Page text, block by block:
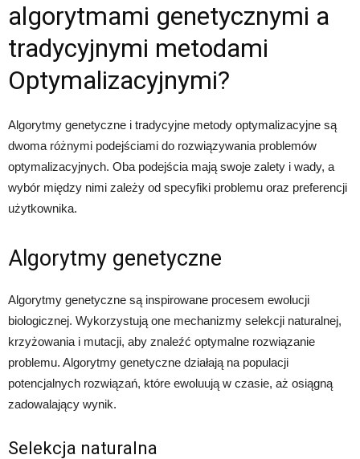
algorytmami genetycznymi a
tradycyjnymi metodami
Optymalizacyjnymi?
Algorytmy genetyczne i tradycyjne metody optymalizacyjne są
dwoma różnymi podejściami do rozwiązywania problemów
optymalizacyjnych. Oba podejścia mają swoje zalety i wady, a
wybór między nimi zależy od specyfiki problemu oraz preferencji
użytkownika.
Algorytmy genetyczne
Algorytmy genetyczne są inspirowane procesem ewolucji
biologicznej. Wykorzystują one mechanizmy selekcji naturalnej,
krzyżowania i mutacji, aby znaleźć optymalne rozwiązanie
problemu. Algorytmy genetyczne działają na populacji
potencjalnych rozwiązań, które ewoluują w czasie, aż osiągną
zadowalający wynik.
Selekcja naturalna